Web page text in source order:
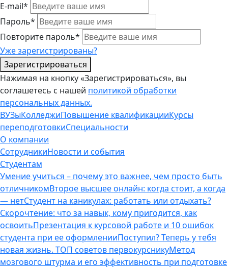
E-mail*
Пароль*
Повторите пароль*
Уже зарегистрированы?
Зарегистрироваться
Нажимая на кнопку «Зарегистрироваться», вы
соглашетесь с нашей политикой обработки
персональных данных.
ВУЗыКолледжиПовышение квалификацииКурсы
переподготовкиСпециальности
О компании
СотрудникиНовости и события
Студентам
Умение учиться – почему это важнее, чем просто быть
отличникомВторое высшее онлайн: когда стоит, а когда
— нетСтудент на каникулах: работать или отдыхать?
Скорочтение: что за навык, кому пригодится, как
освоитьПрезентация к курсовой работе и 10 ошибок
студента при ее оформленииПоступил? Теперь у тебя
новая жизнь. ТОП советов первокурсникуМетод
мозгового штурма и его эффективность при подготовке